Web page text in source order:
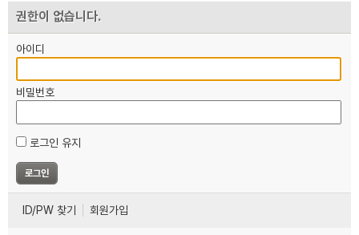
권한이 없습니다.
아이디
비밀번호
로그인 유지
ID/PW 찾기 회원가입
노동상담
자료
부설기관
업무